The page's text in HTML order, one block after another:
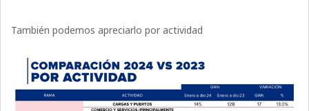
También podemos apreciarlo por actividad